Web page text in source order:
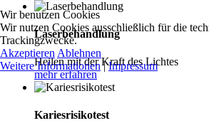
Laserbehandlung
Heilen mit der Kraft des Lichtes
mehr erfahren
Kariesrisikotest
Wir benutzen Cookies
Wir nutzen Cookies ausschließlich für die
Trackingzwecke.
Akzeptieren Ablehnen
Weitere Informationen|Impressum